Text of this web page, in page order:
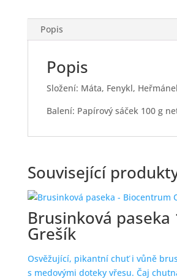
Popis
Popis
Složení: Máta, Fenykl,
Balení: Papírový sáček 100 g
Související
Brusinková paseka
Grešík
Osvěžující, pikantní chuť i vůně
s medovými doteky vřesu. Čaj